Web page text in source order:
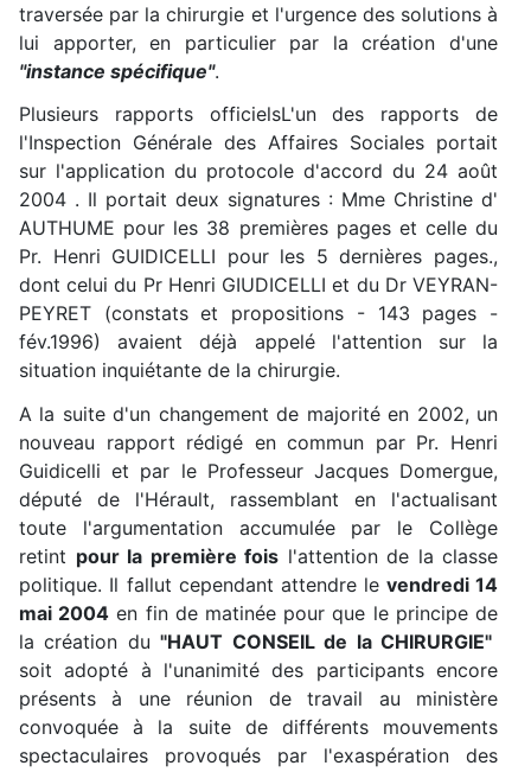
traversée par la chirurgie et l'urgence des solutions à
lui apporter, en particulier par la création d'une
"instance spécifique".
Plusieurs rapports officielsL'un des rapports de
l'Inspection Générale des Affaires Sociales portait
sur l'application du protocole d'accord du 24 août
2004 . Il portait deux signatures : Mme Christine d'
AUTHUME pour les 38 premières pages et celle du
Pr. Henri GUIDICELLI pour les 5 dernières pages.,
dont celui du Pr Henri GIUDICELLI et du Dr VEYRAN-
PEYRET (constats et propositions - 143 pages -
fév.1996) avaient déjà appelé l'attention sur la
situation inquiétante de la chirurgie.
A la suite d'un changement de majorité en 2002, un
nouveau rapport rédigé en commun par Pr. Henri
Guidicelli et par le Professeur Jacques Domergue,
député de l'Hérault, rassemblant en l'actualisant
toute l'argumentation accumulée par le Collège
retint pour la première fois l'attention de la classe
politique. Il fallut cependant attendre le vendredi 14
mai 2004 en fin de matinée pour que le principe de
la création du"HAUT CONSEIL de la CHIRURGIE"
soit adopté à l'unanimité des participants encore
présents à une réunion de travail au ministère
convoquée à la suite de différents mouvements
spectaculaires provoqués par l'exaspération des